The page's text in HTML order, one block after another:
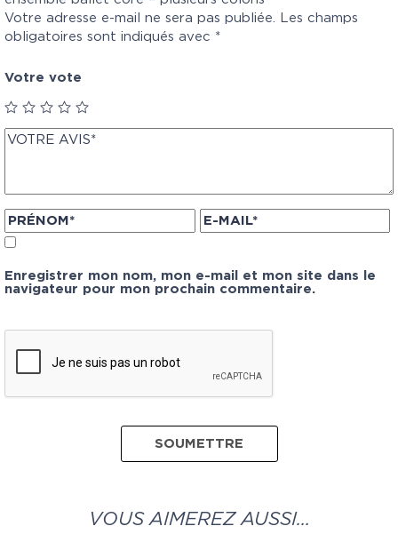
Votre adresse e-mail ne sera pas publiée.
Les champs
obligatoires sont indiqués avec *
Votre vote
Enregistrer mon nom, mon e-mail et mon site dans le
navigateur pour mon prochain commentaire.
VOUS AIMEREZ AUSSI…